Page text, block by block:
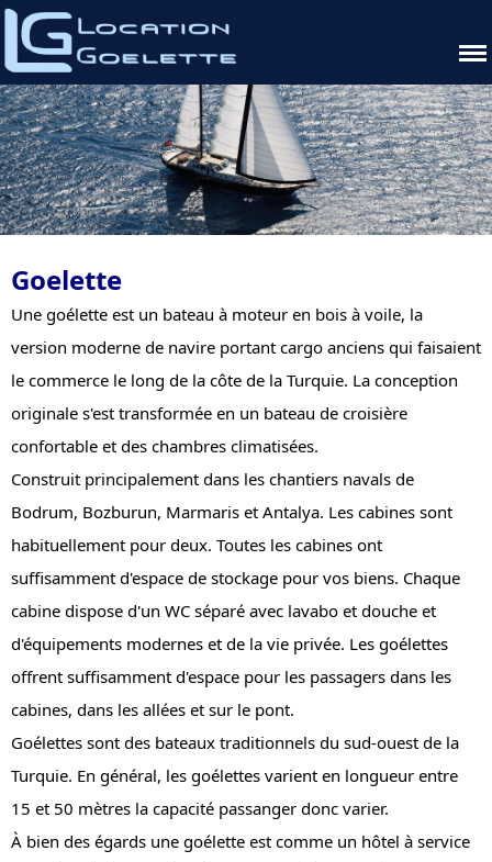
Goelette
Une goélette est un bateau à moteur en bois à voile, la
version moderne de navire portant cargo anciens qui faisaient
le commerce le long de la côte de la Turquie. La conception
originale s'est transformée en un bateau de croisière
confortable et des chambres climatisées.
Construit principalement dans les chantiers navals de
Bodrum, Bozburun, Marmaris et Antalya. Les cabines sont
habituellement pour deux. Toutes les cabines ont
suffisamment d'espace de stockage pour vos biens. Chaque
cabine dispose d'un WC séparé avec lavabo et douche et
d'équipements modernes et de la vie privée. Les goélettes
offrent suffisamment d'espace pour les passagers dans les
cabines, dans les allées et sur le pont.
Goélettes sont des bateaux traditionnels du sud-ouest de la
Turquie. En général, les goélettes varient en longueur entre
15 et 50 mètres la capacité passanger donc varier.
À bien des égards une goélette est comme un hôtel à service